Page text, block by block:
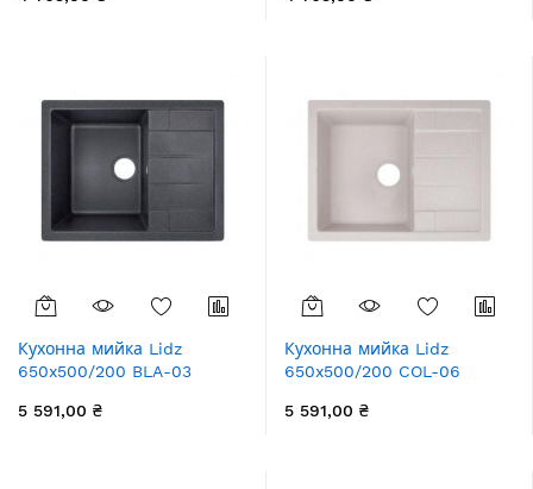
Кухонна мийка Lidz
650x500/200 BLA-03
5 591,00 ₴
Кухонна мийка Lidz
650x500/200 COL-06
5 591,00 ₴